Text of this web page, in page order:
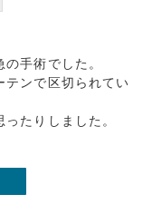
手術でした。
テンで区切られてい
たりしました。